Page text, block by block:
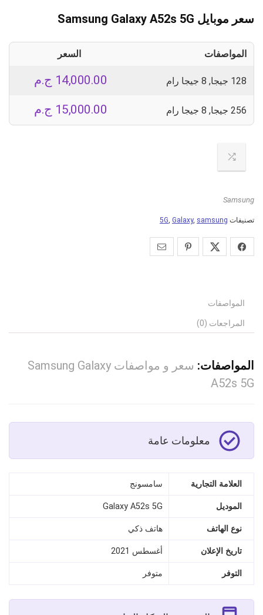
سعر موبايل Samsung Galaxy A52s 5G
المواصفات السعر
128 جيجا, 8 جيجا رام ج.م 14,000.00
256 جيجا, 8 جيجا رام ج.م 15,000.00
Samsung
تصنيفات 5G, Galaxy, samsung
المواصفات
المراجعات (0)
المواصفات:
سعر و مواصفات Samsung Galaxy
A52s 5G
معلومات عامة
العلامة التجارية سامسونج
الموديل Galaxy A52s 5G
نوع الهاتف هاتف ذكي
تاريخ الإعلان أغسطس 2021
التوفر متوفر